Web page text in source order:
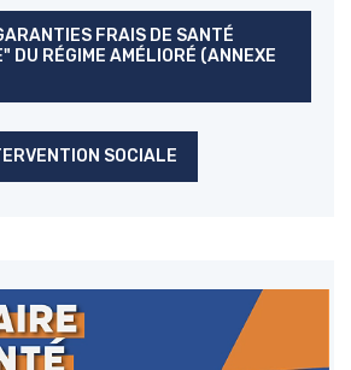
FRAIS DE SANTÉ
DU RÉGIME AMÉLIORÉ (ANNEXE
SOCIALE